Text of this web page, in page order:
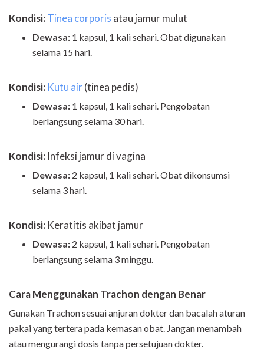
Kondisi:Tinea corporis atau jamur mulut
Dewasa: 1 kapsul, 1 kali sehari. Obat digunakan
selama 15 hari.
Kondisi: Kutu air(tinea pedis)
Dewasa: 1 kapsul, 1 kali sehari. Pengobatan
berlangsung selama 30 hari.
Kondisi: Infeksi jamur di vagina
Dewasa: 2 kapsul, 1 kali sehari. Obat dikonsumsi
selama 3 hari.
Kondisi: Keratitis akibat jamur
Dewasa: 2 kapsul, 1 kali sehari. Pengobatan
berlangsung selama 3 minggu.
Cara Menggunakan Trachon dengan Benar
Gunakan Trachon sesuai anjuran dokter dan bacalah aturan
pakai yang tertera pada kemasan obat. Jangan menambah
atau mengurangi dosis tanpa persetujuan dokter.